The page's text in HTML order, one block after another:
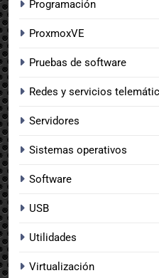
Programación
ProxmoxVE
Pruebas de software
Redes y servicios
Servidores
Sistemas operativos
Software
USB
Utilidades
Virtualización